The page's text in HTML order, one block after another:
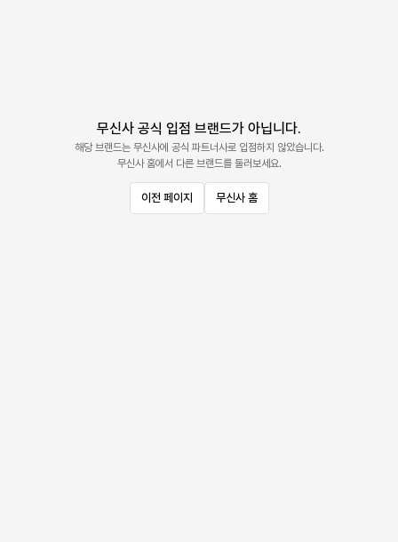
무신사 공식 입점 브랜드가 아닙니다.
해당 브랜드는 무신사에 공식 파트너사로 입점하지 않았습니다.
무신사 홈에서 다른 브랜드를 둘러보세요.
이전 페이지 무신사 홈